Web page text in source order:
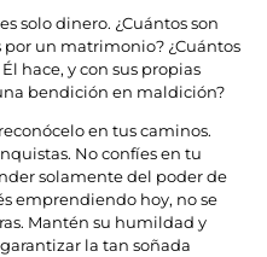
solo dinero. ¿Cuántos son
por un matrimonio? ¿Cuántos
hace, y con sus propias
bendición en maldición?
en tus caminos.
No confíes en tu
solamente del poder de
emprendiendo hoy, no se
Mantén su humildad y
la tan soñada